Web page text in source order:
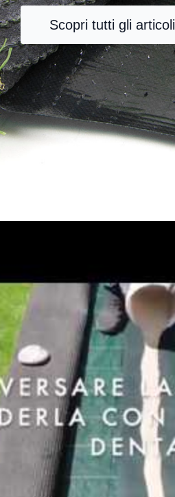
Scopri tutti gli articoli